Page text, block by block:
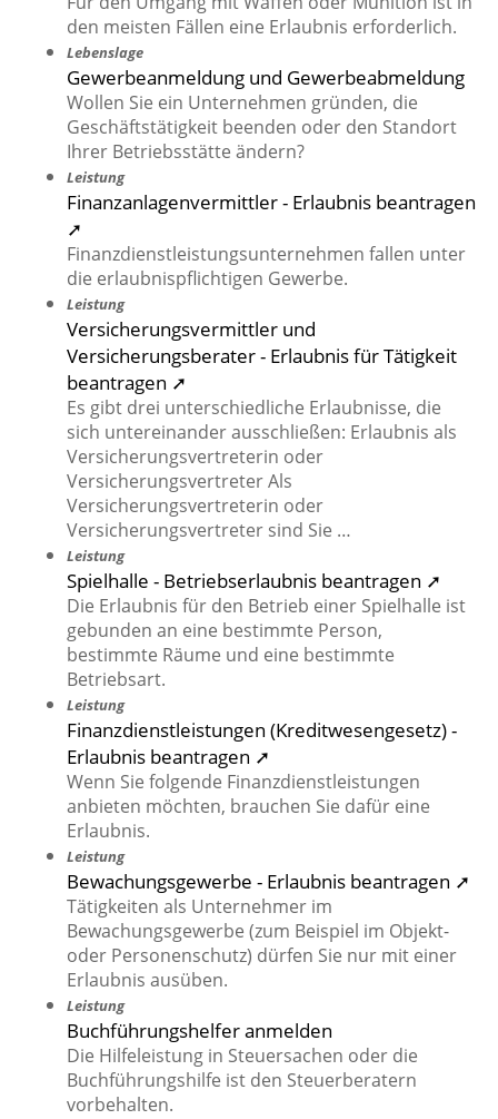
den meisten Fällen eine Erlaubnis erforderlich.
Lebenslage
Gewerbeanmeldung und Gewerbeabmeldung
Wollen Sie ein Unternehmen gründen, die
Geschäftstätigkeit beenden oder den Standort
Ihrer Betriebsstätte ändern?
Leistung
Finanzanlagenvermittler - Erlaubnis beantragen
➚
Finanzdienstleistungsunternehmen fallen unter
die erlaubnispflichtigen Gewerbe.
Leistung
Versicherungsvermittler und
Versicherungsberater - Erlaubnis für Tätigkeit
beantragen ➚
Es gibt drei unterschiedliche Erlaubnisse, die
sich untereinander ausschließen: Erlaubnis als
Versicherungsvertreterin oder
Versicherungsvertreter Als
Versicherungsvertreterin oder
Versicherungsvertreter sind Sie …
Leistung
Spielhalle - Betriebserlaubnis beantragen ➚
Die Erlaubnis für den Betrieb einer Spielhalle ist
gebunden an eine bestimmte Person,
bestimmte Räume und eine bestimmte
Betriebsart.
Leistung
Finanzdienstleistungen (Kreditwesengesetz) -
Erlaubnis beantragen ➚
Wenn Sie folgende Finanzdienstleistungen
anbieten möchten, brauchen Sie dafür eine
Erlaubnis.
Leistung
Bewachungsgewerbe - Erlaubnis beantragen ➚
Tätigkeiten als Unternehmer im
Bewachungsgewerbe (zum Beispiel im Objekt-
oder Personenschutz) dürfen Sie nur mit einer
Erlaubnis ausüben.
Leistung
Buchführungshelfer anmelden
Die Hilfeleistung in Steuersachen oder die
Buchführungshilfe ist den Steuerberatern
vorbehalten.